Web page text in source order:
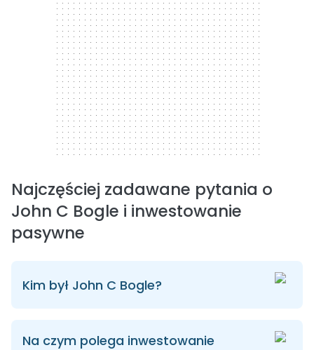
Najczęściej zadawane pytania o
John C Bogle i inwestowanie
pasywne
Kim był John C Bogle?
Na czym polega inwestowanie